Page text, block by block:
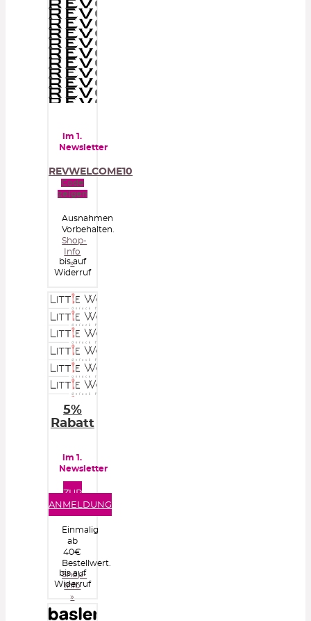
im 1.
Newsletter
REVWELCOME10
Code
zeigen
Ausnahmen
Vorbehalten.
Shop-
Info
»
bis auf
Widerruf
5%
Rabatt
im 1.
Newsletter
ZUR
ANMELDUNG
Einmalig
ab
40€
Bestellwert.
Shop-
Info
»
bis auf
Widerruf